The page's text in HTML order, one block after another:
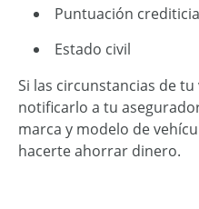
Puntuación crediticia
Estado civil
Si las circunstancias de
notificarlo a tu
marca y modelo de
hacerte ahorrar dinero.